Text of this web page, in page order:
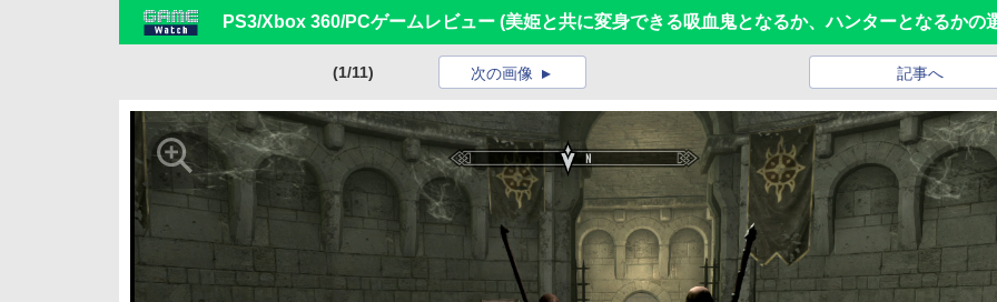
PS3/Xbox 360/PCゲームレビュー (美姫と共に変身できる吸血鬼となるか、ハンターとなるか
(1/11) 記事へ
次の画像